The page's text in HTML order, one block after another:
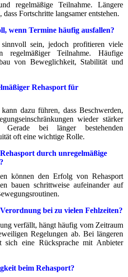
regelmäßige Teilnahme. Längere
Fortschritte langsamer entstehen.
wenn Termine häufig ausfallen?
sein, jedoch profitieren viele
regelmäßiger Teilnahme. Häufige
von Beweglichkeit, Stabilität und
Rehasport für
dazu führen, dass Beschwerden,
wieder stärker
Gerade bei länger bestehenden
oft eine wichtige Rolle.
durch unregelmäßige
können den Erfolg von Rehasport
bauen schrittweise aufeinander auf
bei zu vielen Fehlzeiten?
verfällt, hängt häufig vom Zeitraum
Regelungen ab. Bei längeren
sich eine Rücksprache mit Anbieter
beim Rehasport?